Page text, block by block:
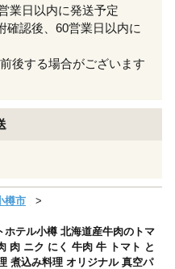
業日以内に発送予定
確認後、60営業日以内に
後する場合がございます
樽市
ホテル小樽 北海道産牛肉のトマ
肉 ニク にく 牛肉 牛 トマト と
煮込み料理 オリジナル 真空パ